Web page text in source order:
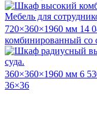
720×360×1960 мм 14
комбинированный со
360×360×1960 мм 6
36×36